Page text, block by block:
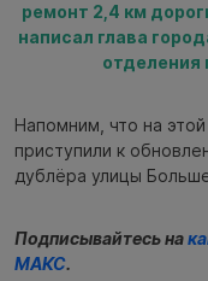
ремонт 2,4 км
написал глава
отделения
Напомним, что на
приступили к
дублёра улицы
Подписывайтесь на
МАКС.